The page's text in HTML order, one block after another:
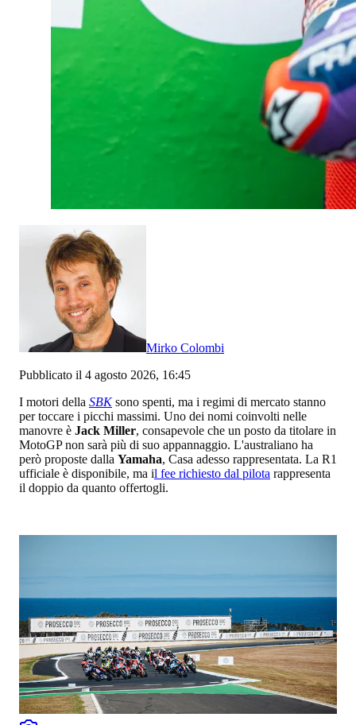
Mirko Colombi
Pubblicato il 4 agosto 2026, 16:45
I motori della SBK sono spenti, ma i regimi di mercato stanno
per toccare i picchi massimi. Uno dei nomi coinvolti nelle
manovre è Jack Miller, consapevole che un posto da titolare in
MotoGP non sarà più di suo appannaggio. L'australiano ha
però proposte dalla Yamaha, Casa adesso rappresentata. La R1
ufficiale è disponibile, ma il fee richiesto dal pilota rappresenta
il doppio da quanto offertogli.